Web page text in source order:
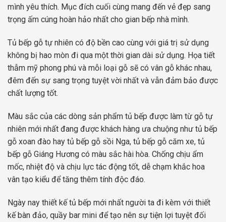
mình yêu thích. Mục đích cuối cùng mang đến vẻ đẹp sang
trọng ấm cúng hoàn hảo nhất cho gian bếp nhà mình.
Tủ bếp gỗ tự nhiên có độ bền cao cùng với giá trị sử dụng
không bị hao mòn đi qua một thời gian dài sử dụng. Họa tiết
thẫm mỹ phong phú và mỗi loại gỗ sẽ có vân gỗ khác nhau,
đêm đến sự sang trọng tuyệt vời nhất và vẫn đảm bảo được
chất lượng tốt.
Màu sắc của các dòng sản phẩm tủ bếp được làm từ gỗ tự
nhiên mới nhất đang được khách hàng ưa chuộng như tủ bếp
gỗ xoan đào hay tủ bếp gỗ sồi Nga, tủ bếp gỗ căm xe, tủ
bếp gỗ Giáng Hương có màu sắc hài hòa. Chống chịu ẩm
mốc, nhiệt độ và chịu lực tác động tốt, dễ chạm khắc hoa
vân tạo kiểu để tăng thêm tính độc đáo.
Ngày nay thiết kế tủ bếp mới nhất người ta đi kèm với thiết
kế bàn đảo, quầy bar mini để tạo nên sự tiện lợi tuyệt đối